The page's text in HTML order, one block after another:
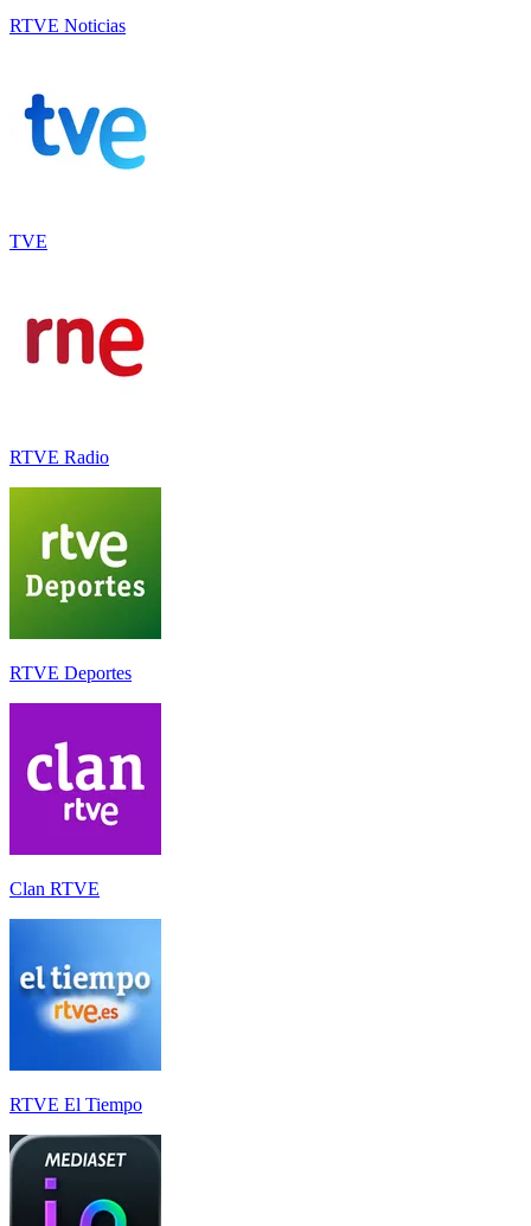
RTVE Noticias
TVE
RTVE Radio
RTVE Deportes
Clan RTVE
RTVE El Tiempo